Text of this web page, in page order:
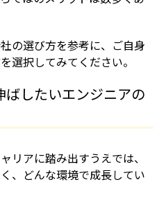
の選び方を参考に、ご自身
選択してみてください。
したいエンジニアの
リアに踏み出すうえでは、
、どんな環境で成長してい